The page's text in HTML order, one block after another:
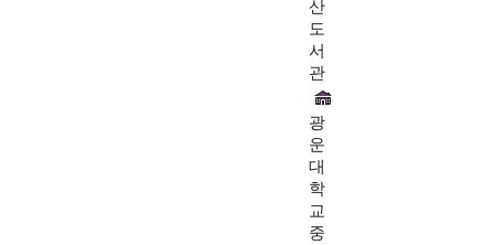
산
도
서
관
광
운
대
학
교
중